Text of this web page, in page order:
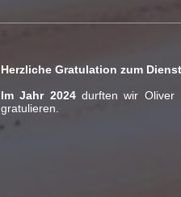
Herzliche Gratulation zum
Im Jahr 2024durften wir Oliver
gratulieren.